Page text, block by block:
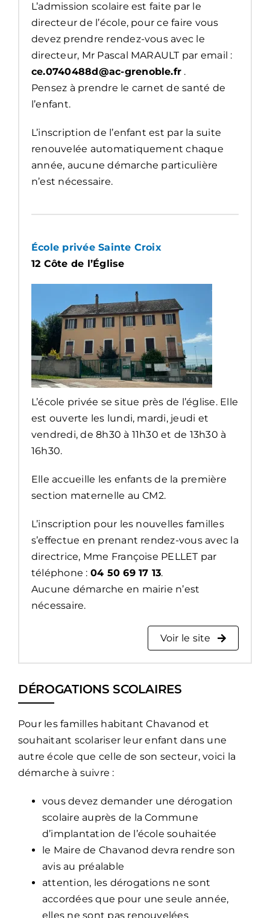
L’admission scolaire est faite par le
directeur de l’école, pour ce faire vous
devez prendre rendez-vous avec le
directeur, Mr Pascal MARAULT par email :
ce.0740488d@ac-grenoble.fr .
Pensez à prendre le carnet de santé de
l’enfant.
L’inscription de l’enfant est par la suite
renouvelée automatiquement chaque
année, aucune démarche particulière
n’est nécessaire.
École privée Sainte Croix
12 Côte de l’Église
L’école privée se situe près de l’église. Elle
est ouverte les lundi, mardi, jeudi et
vendredi, de 8h30 à 11h30 et de 13h30 à
16h30.
Elle accueille les enfants de la première
section maternelle au CM2.
L’inscription pour les nouvelles familles
s’effectue en prenant rendez-vous avec la
directrice, Mme Françoise PELLET par
téléphone : 04 50 69 17 13.
Aucune démarche en mairie n’est
nécessaire.
Voir le site
DÉROGATIONS SCOLAIRES
Pour les familles habitant Chavanod et
souhaitant scolariser leur enfant dans une
autre école que celle de son secteur, voici la
démarche à suivre :
vous devez demander une dérogation
scolaire auprès de la Commune
d’implantation de l’école souhaitée
le Maire de Chavanod devra rendre son
avis au préalable
attention, les dérogations ne sont
accordées que pour une seule année,
elles ne sont pas renouvelées